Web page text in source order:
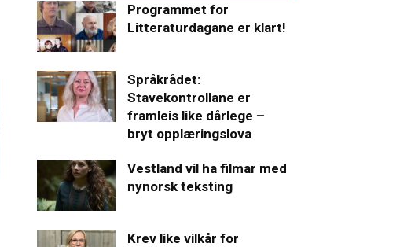
Programmet for
Litteraturdagane er klart!
Språkrådet:
Stavekontrollane er
framleis like dårlege –
bryt opplæringslova
Vestland vil ha filmar med
nynorsk teksting
Krev like vilkår for